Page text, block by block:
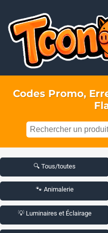
Codes Promo,
🔍 Tous/toutes
🐾 Animalerie
💡 Luminaires et Éclairage